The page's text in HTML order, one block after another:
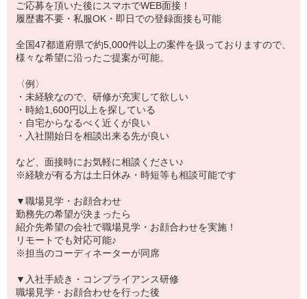
ご応募を頂いた後にスマホでWEB面接！
履歴書不要・私服OK・即日での登録面接も可能
全国47都道府県で約5,000件以上の案件を扱っておりますので、
様々な希望に沿ったご提案が可能。
〈例〉
・未経験なので、研修が充実して欲しい
・時給1,600円以上を探している
・自宅からなるべく近くが良い
・入社開始日を相談出来る先が良い
など、面接時にお気軽に相談ください♪
※経験が有る方は土日休み・時短等も相談可能です
▼職場見学・お顔合わせ
勤務先の希望が決まったら
紹介先希望の会社で職場見学・お顔合わせを実施！
リモートでも対応可能♪
※担当のコーディネーターが同席
▼入社手続き・コンプライアンス研修
職場見学・お顔合わせを行った後